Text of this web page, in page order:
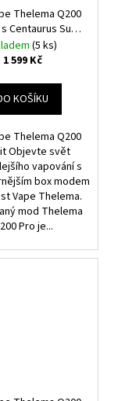
Thelema Q200
Centaurus Sub
V2 (Shadow
Guardian)
(5 ks)
1 599 Kč
KOŠÍKU
Thelema Q200
Objevte svět
vapování s
box modem
Vape Thelema.
mod Thelema
Pro je...